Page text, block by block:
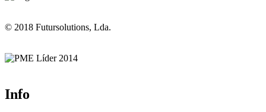
© 2018 Futursolutions, Lda.
Info